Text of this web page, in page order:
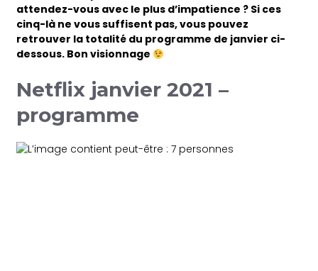
attendez-vous avec le plus d’impatience ? Si ces
cinq-là ne vous suffisent pas, vous pouvez
retrouver la totalité du programme de janvier ci-
dessous. Bon visionnage
Netflix janvier 2021 –
programme